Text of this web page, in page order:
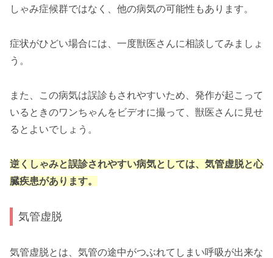
しゃみ症候群ではなく、他の病気の可能性もあります。
症状がひどい場合には、一度獣医さんに相談してみましょ
う。
また、この病気は誤診もされやすいため、発作が起こって
いるときのワンちゃんをビデオに撮って、獣医さんに見せ
るとよいでしょう。
逆くしゃみと誤診されやすい病気としては、気管虚脱と心
臓疾患があります。
気管虚脱
気管虚脱とは、気管の途中がつぶれてしまい呼吸が出来な